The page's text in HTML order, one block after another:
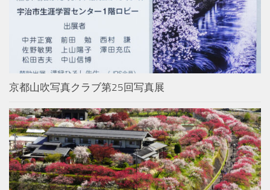
京都山吹写真クラブ第25回写真展